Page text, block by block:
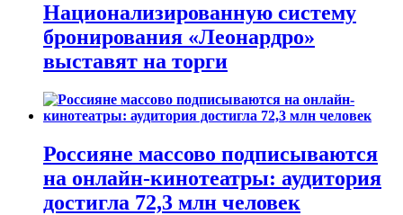
Национализированную систему
бронирования «Леонардро»
выставят на торги
Россияне массово подписываются
на онлайн-кинотеатры: аудитория
достигла 72,3 млн человек